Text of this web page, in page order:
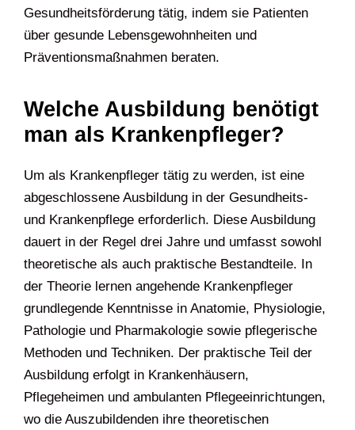
Gesundheitsförderung tätig, indem sie Patienten
über gesunde Lebensgewohnheiten und
Präventionsmaßnahmen beraten.
Welche Ausbildung benötigt
man als Krankenpfleger?
Um als Krankenpfleger tätig zu werden, ist eine
abgeschlossene Ausbildung in der Gesundheits-
und Krankenpflege erforderlich. Diese Ausbildung
dauert in der Regel drei Jahre und umfasst sowohl
theoretische als auch praktische Bestandteile. In
der Theorie lernen angehende Krankenpfleger
grundlegende Kenntnisse in Anatomie, Physiologie,
Pathologie und Pharmakologie sowie pflegerische
Methoden und Techniken. Der praktische Teil der
Ausbildung erfolgt in Krankenhäusern,
Pflegeheimen und ambulanten Pflegeeinrichtungen,
wo die Auszubildenden ihre theoretischen